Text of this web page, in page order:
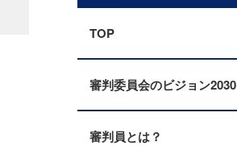
TOP
審判委員会のビジョン2030
審判員とは？